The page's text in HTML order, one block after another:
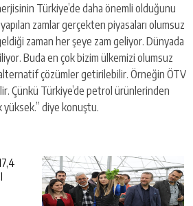
Türkiye’de daha önemli olduğunu
zamlar gerçekten piyasaları olumsuz
zaman her şeye zam geliyor. Dünyada
Buda en çok bizim ülkemizi olumsuz
çözümler getirilebilir. Örneğin ÖTV
Çünkü Türkiye’de petrol ürünlerinden
yüksek.” diye konuştu.